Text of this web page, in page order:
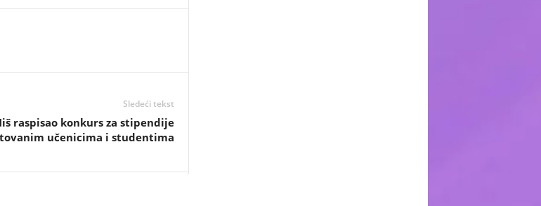
Sledeći tekst
raspisao konkurs za stipendije
učenicima i studentima